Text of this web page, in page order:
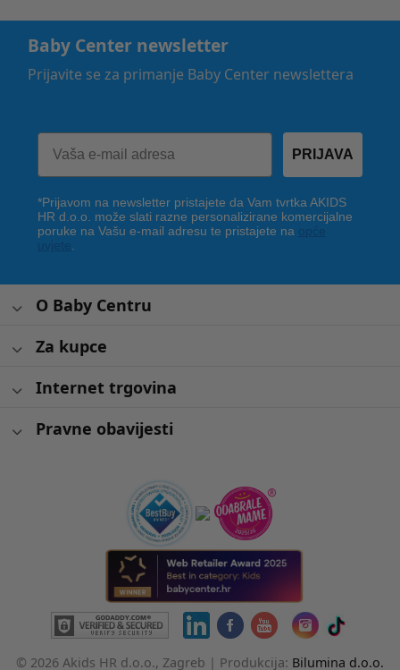
Baby Center newsletter
Prijavite se za primanje Baby Center newslettera
PRIJAVA
*Prijavom na newsletter pristajete da Vam tvrtka AKIDS
HR d.o.o. može slati razne personalizirane komercijalne
poruke na Vašu e-mail adresu te pristajete na
O Baby Centru
Za kupce
Internet trgovina
Pravne obavijesti
© 2026 Akids HR d.o.o., Zagreb | Produkcija: Bilumina d.o.o.